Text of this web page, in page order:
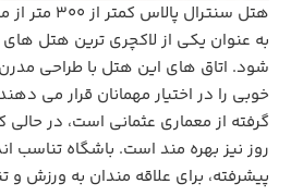
هتل سنترال
به‌ عنوان یکی از لاکچری ترین هتل
‌شود. اتاق‌ های این هتل با طراحی
خوبی را در اختیار مهمانان قرار می
گرفته از معماری عثمانی است، در
‌روز نیز بهره‌ مند است. باشگاه تناسب
پیشرفته، برای علاقه‌ مندان به ورزش و